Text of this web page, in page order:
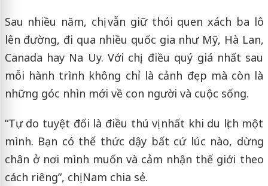
Sau nhiều năm, chị vẫn giữ thói quen xách ba lô
lên đường, đi qua nhiều quốc gia như Mỹ, Hà Lan,
Canada hay Na Uy. Với chị, điều quý giá nhất sau
mỗi hành trình không chỉ là cảnh đẹp mà còn là
những góc nhìn mới về con người và cuộc sống.
“Tự do tuyệt đối là điều thú vị nhất khi du lịch một
mình. Bạn có thể thức dậy bất cứ lúc nào, dừng
chân ở nơi mình muốn và cảm nhận thế giới theo
cách riêng”, chị Nam chia sẻ.